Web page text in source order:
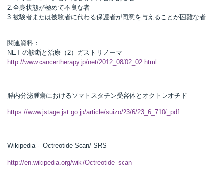
2.全身状態が極めて不良な者
3.被験者または被験者に代わる保護者が同意を与えることが困難な者
関連資料：
NET の診断と治療（2）ガストリノーマ
http://www.cancertherapy.jp/net/2012_08/02_02.html
膵内分泌腫瘍におけるソマトスタチン受容体とオクトレオチド
https://www.jstage.jst.go.jp/article/suizo/23/6/23_6_710/_pdf
Wikipedia - Octreotide Scan/ SRS
http://en.wikipedia.org/wiki/Octreotide_scan